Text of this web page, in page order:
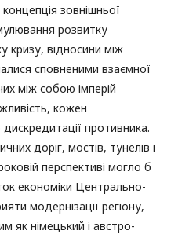
зовнішньої
розвитку
кризу, відносини між
сповненими взаємної
між собою імперій
кожен
противника.
доріг, мостів, тунелів і
перспективі могло б
економіки Центрально-
модернізації регіону,
як німецький і австро-